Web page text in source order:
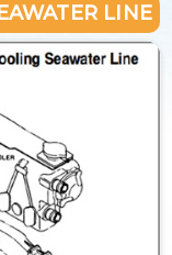
Line LINE